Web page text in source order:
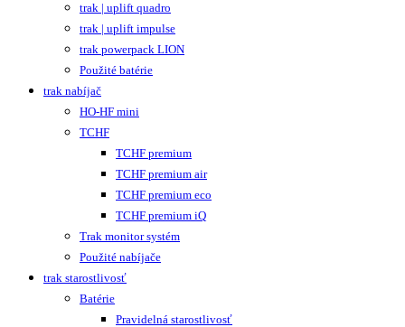
trak | uplift quadro
trak | uplift impulse
trak powerpack LION
Použité batérie
trak nabíjač
HO-HF mini
TCHF
TCHF premium
TCHF premium air
TCHF premium eco
TCHF premium iQ
Trak monitor systém
Použité nabíjače
trak starostlivosť
Batérie
Pravidelná starostlivosť